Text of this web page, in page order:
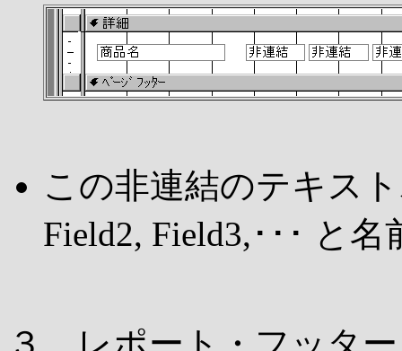
この非連結のテキス
Field2, Field3,･･･ と